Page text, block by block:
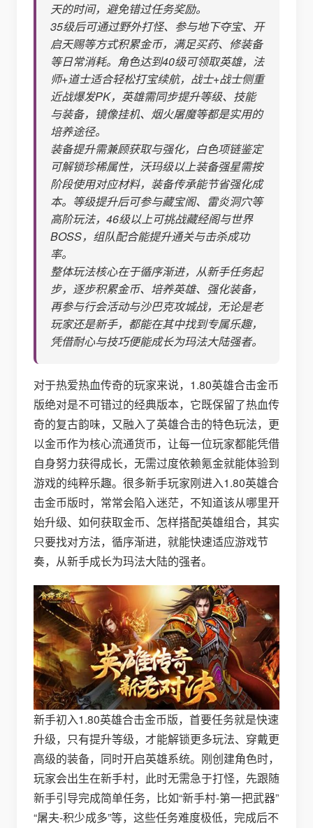
天的时间，避免错过任务奖励。
35级后可通过野外打怪、参与地下夺宝、开
启天赐等方式积累金币，满足买药、修装备
等日常消耗。角色达到40级可领取英雄，法
师+道士适合轻松打宝续航，战士+战士侧重
近战爆发PK，英雄需同步提升等级、技能
与装备，镜像挂机、烟火屠魔等都是实用的
培养途径。
装备提升需兼顾获取与强化，白色项链鉴定
可解锁珍稀属性，沃玛级以上装备强星需按
阶段使用对应材料，装备传承能节省强化成
本。等级提升后可参与藏宝阁、雷炎洞穴等
高阶玩法，46级以上可挑战藏经阁与世界
BOSS，组队配合能提升通关与击杀成功
率。
整体玩法核心在于循序渐进，从新手任务起
步，逐步积累金币、培养英雄、强化装备，
再参与行会活动与沙巴克攻城战，无论是老
玩家还是新手，都能在其中找到专属乐趣，
凭借耐心与技巧便能成长为玛法大陆强者。
对于热爱热血传奇的玩家来说，1.80英雄合击金币
版绝对是不可错过的经典版本，它既保留了热血传
奇的复古韵味，又融入了英雄合击的特色玩法，更
以金币作为核心流通货币，让每一位玩家都能凭借
自身努力获得成长，无需过度依赖氪金就能体验到
游戏的纯粹乐趣。很多新手玩家刚进入1.80英雄合
击金币版时，常常会陷入迷茫，不知道该从哪里开
始升级、如何获取金币、怎样搭配英雄组合，其实
只要找对方法，循序渐进，就能快速适应游戏节
奏，从新手成长为玛法大陆的强者。
新手初入1.80英雄合击金币版，首要任务就是快速
升级，只有提升等级，才能解锁更多玩法、穿戴更
高级的装备，同时开启英雄系统。刚创建角色时，
玩家会出生在新手村，此时无需急于打怪，先跟随
新手引导完成简单任务，比如“新手村-第一把武器”
“屠夫-积少成多”等，这些任务难度极低，完成后不